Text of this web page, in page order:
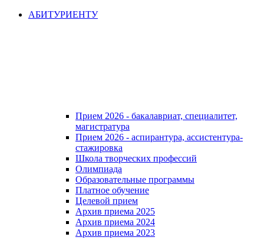
АБИТУРИЕНТУ
Прием 2026 - бакалавриат, специалитет,
магистратура
Прием 2026 - аспирантура, ассистентура-
стажировка
Школа творческих профессий
Олимпиада
Образовательные программы
Платное обучение
Целевой прием
Архив приема 2025
Архив приема 2024
Архив приема 2023